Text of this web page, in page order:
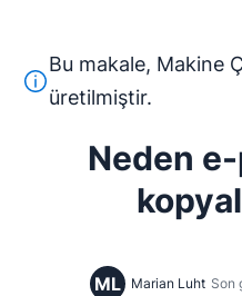
Destek Birimiyle İletişime
Bu metin, İngilizceden
Bu makale, Makine
üretilmiştir.
Neden
ML Marian Luht Son